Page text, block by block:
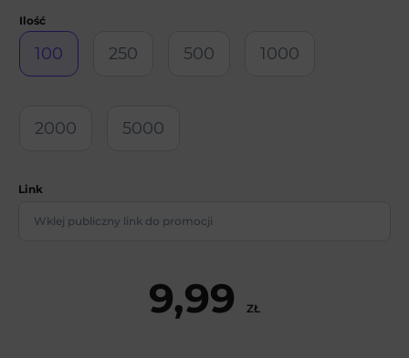
Link
100 250 500 1000
2000 5000
9,99 ZŁ